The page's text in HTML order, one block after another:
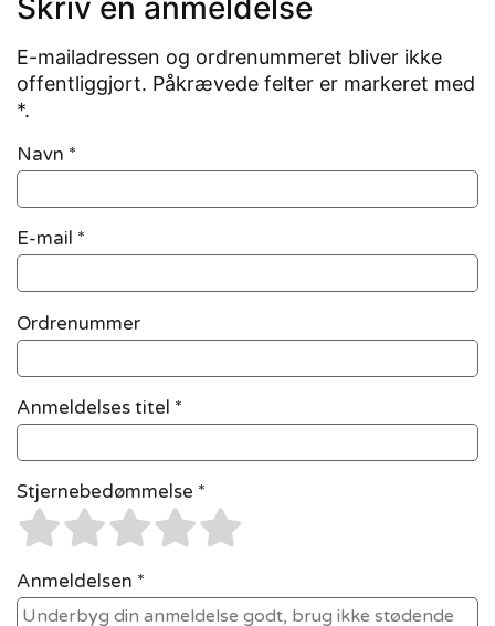
E-mailadressen og ordrenummeret bliver ikke
offentliggjort. Påkrævede felter er markeret med
*.
Navn *
E-mail *
Ordrenummer
Anmeldelses titel *
Stjernebedømmelse *
Anmeldelsen *